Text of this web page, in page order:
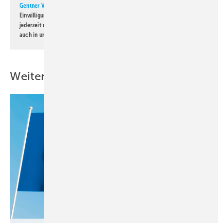
Gentner Verlag GmbH & Co. KG
Einwilligung kann ich jederzeit widerrufen und eine Abmeldung ist
jederzeit möglich. Informationen zum Umgang mit Daten finden Sie
auch in unserer
Weitere Inhalte